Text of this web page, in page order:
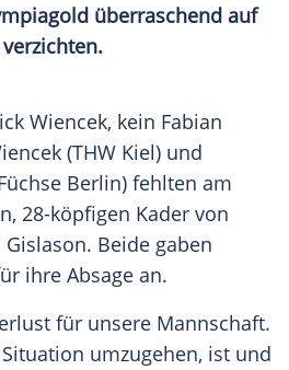
überraschend auf
Wiencek, kein Fabian
(THW Kiel) und
Berlin) fehlten am
28-köpfigen Kader von
. Beide gaben
ihre Absage an.
für unsere Mannschaft.
umzugehen, ist und